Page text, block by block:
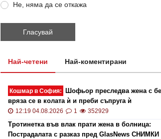
Не, няма да се откажа
Най-четени Най-коментирани
Кошмар в София:
Шофьор преследва жена с
вряза се в колата ѝ и преби съпруга ѝ
12:19 04.08.2026 1 352929
Тротинетка във влак прати жена в болница:
Пострадалата с разказ пред GlasNews СНИМКИ